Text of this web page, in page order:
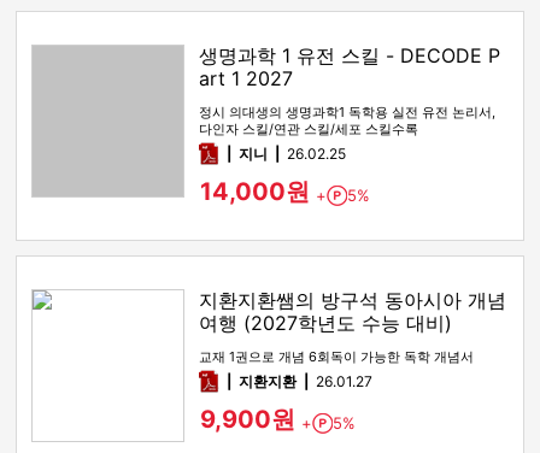
생명과학 1 유전 스킬 - DECODE P
art 1 2027
정시 의대생의 생명과학1 독학용 실전 유전 논리서,
다인자 스킬/연관 스킬/세포 스킬수록
pdf지니 26.02.25
14,000원 + Point
5%
지환지환쌤의 방구석 동아시아 개념
여행 (2027학년도 수능 대비)
교재 1권으로 개념 6회독이 가능한 독학 개념서
pdf지환지환 26.01.27
9,900원 + Point
5%